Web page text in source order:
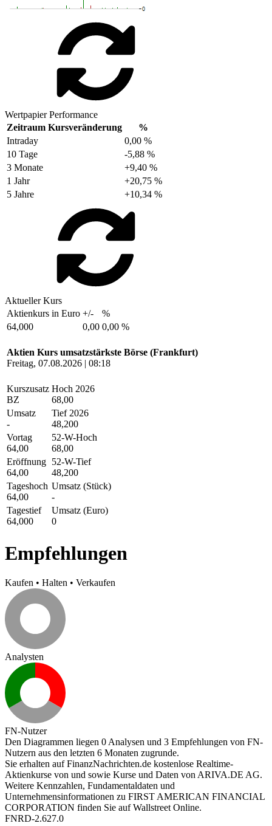
Wertpapier Performance
Zeitraum Kursveränderung
%
Intraday
0,00 %
10 Tage
-5,88 %
3 Monate
+9,40 %
1 Jahr
+20,75 %
5 Jahre
+10,34 %
Aktueller Kurs
Aktienkurs in Euro +/-
%
64,000
0,00 0,00 %
Aktien Kurs umsatzstärkste Börse (Frankfurt)
Freitag, 07.08.2026 | 08:18
Kurszusatz
BZ
Hoch 2026
68,00
Umsatz
-
Tief 2026
48,200
Vortag
64,00
52-W-Hoch
68,00
Eröffnung
64,00
52-W-Tief
48,200
Tageshoch
64,00
Umsatz (Stück)
-
Tagestief
64,000
Umsatz (Euro)
0
Empfehlungen
Kaufen • Halten • Verkaufen
Analysten
FN-Nutzer
Den Diagrammen liegen 0 Analysen und 3 Empfehlungen von FN-
Nutzern aus den letzten 6 Monaten zugrunde.
Sie erhalten auf FinanzNachrichten.de kostenlose Realtime-
Aktienkurse von und sowie Kurse und Daten von ARIVA.DE AG.
Weitere Kennzahlen, Fundamentaldaten und
Unternehmensinformationen zu FIRST AMERICAN FINANCIAL
CORPORATION finden Sie aufWallstreet Online.
FNRD-2.627.0